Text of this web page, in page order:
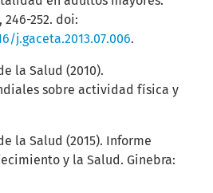
246-252. doi:
j.gaceta.2013.07.006.
la Salud (2010).
sobre actividad física y
la Salud (2015). Informe
y la Salud. Ginebra: